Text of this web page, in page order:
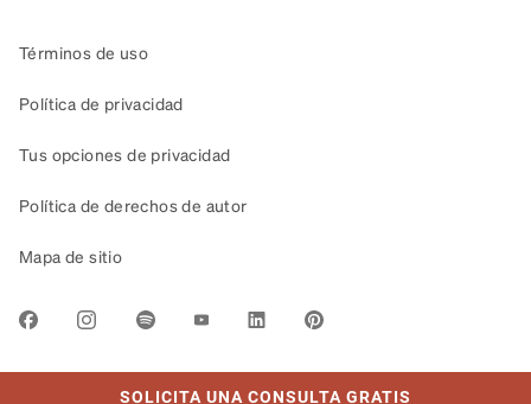
SOLICITA UNA CONSULTA GRATIS
Términos de uso
Política de privacidad
Tus opciones de privacidad
Política de derechos de autor
Mapa de sitio